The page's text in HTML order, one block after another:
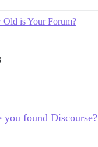
is Your Forum?
you found Discourse?